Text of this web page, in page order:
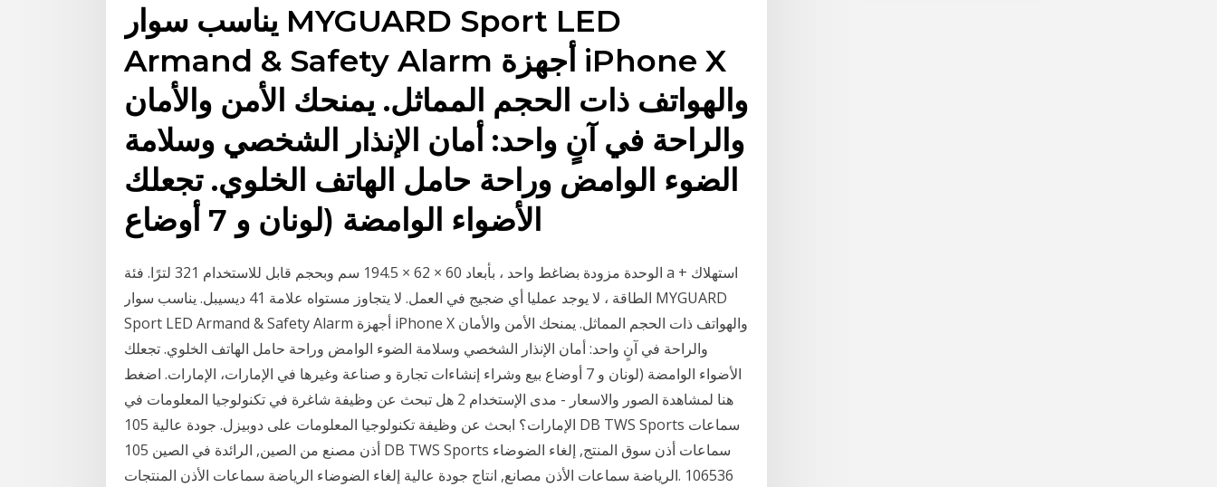
يناسب سوار MYGUARD Sport LED
Armand & Safety Alarm أجهزة iPhone X
والهواتف ذات الحجم المماثل. يمنحك الأمن والأمان
والراحة في آنٍ واحد: أمان الإنذار الشخصي وسلامة
الضوء الوامض وراحة حامل الهاتف الخلوي. تجعلك
الأضواء الوامضة (لونان و 7 أوضاع
الوحدة مزودة بضاغط واحد ، بأبعاد 60 × 62 × 194.5 سم وبحجم قابل للاستخدام 321 لترًا. فئة a + استهلاك
الطاقة ، لا يوجد عمليا أي ضجيج في العمل. لا يتجاوز مستواه علامة 41 ديسيبل. يناسب سوار MYGUARD
Sport LED Armand & Safety Alarm أجهزة iPhone X والهواتف ذات الحجم المماثل. يمنحك الأمن والأمان
والراحة في آنٍ واحد: أمان الإنذار الشخصي وسلامة الضوء الوامض وراحة حامل الهاتف الخلوي. تجعلك
الأضواء الوامضة (لونان و 7 أوضاع بيع وشراء إنشاءات تجارة و صناعة وغيرها في الإمارات، الإمارات. اضغط
هنا لمشاهدة الصور والاسعار - مدى الإستخدام 2 هل تبحث عن وظيفة شاغرة في تكنولوجيا المعلومات في
الإمارات؟ ابحث عن وظيفة تكنولوجيا المعلومات على دوبيزل. جودة عالية 105 DB TWS Sports سماعات
أذن مصنع من الصين, الرائدة في الصين 105 DB TWS Sports سماعات أذن سوق المنتج, إلغاء الضوضاء
الرياضة سماعات الأذن مصانع, انتاج جودة عالية إلغاء الضوضاء الرياضة سماعات الأذن المنتجات. ‫‪106536